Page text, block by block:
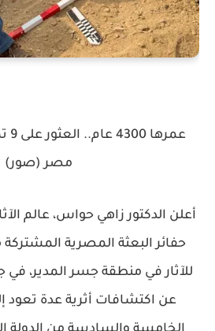
مصر (صور)
أعلن الدكتور زاهي حواس، عالم
حفائر البعثة المصرية
للآثار في منطقة جسر المدير،
عن اكتشافات أثرية عدة تعود